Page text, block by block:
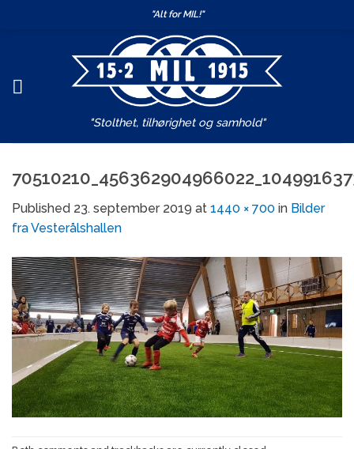
"Alt for MIL!"
"Stolthet, tilhørighet og samhold"
Published 23. september 2019 at 1440 × 700 in Bilder
fra Vesterålshallen